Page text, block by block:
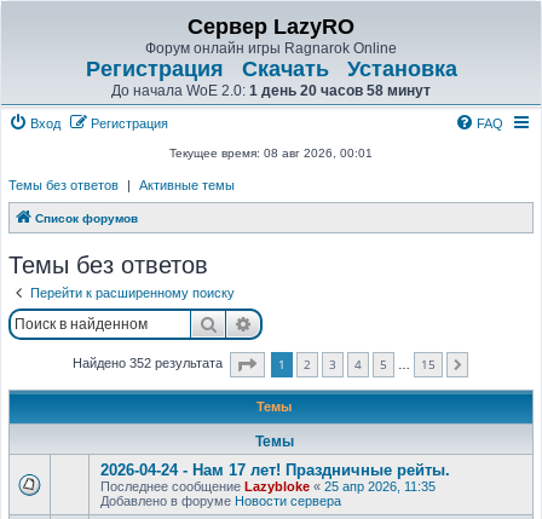
Сервер LazyRO
Форум онлайн игры Ragnarok Online
Регистрация Скачать Установка
До начала WoE 2.0: 1 день 20 часов 58 минут
Вход Регистрация FAQ
Текущее время: 08 авг 2026, 00:01
Темы без ответов | Активные темы
Список форумов
Темы без ответов
Перейти к расширенному поиску
ПоискРасширенный поиск
Найдено 352 результата Страница из
1 2 3 4 5 15
Темы
Темы
2026-04-24 - Нам 17 лет! Праздничные рейты.
Последнее сообщение Lazybloke « 25 апр 2026, 11:35
Добавлено в форуме Новости сервера